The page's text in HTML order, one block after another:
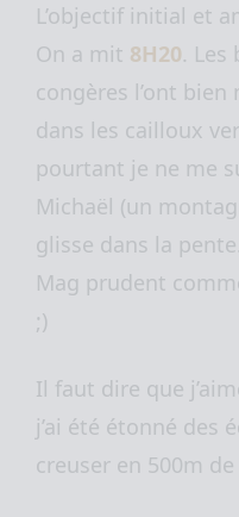
L’objectif initial et
On a mit 8H20. Les
congères l’ont
dans les cailloux
pourtant je ne me
Michaël (un
glisse dans la
Mag prudent
;)
Il faut dire que
j’ai été étonné des
creuser en 500m